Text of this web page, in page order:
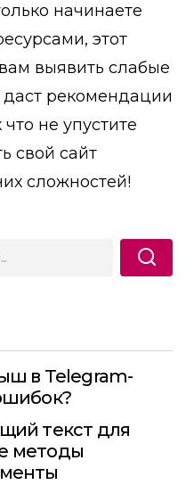
начинаете
этот
выявить слабые
рекомендации
не упустите
свой сайт
сложностей!
в Telegram-
текст для
методы